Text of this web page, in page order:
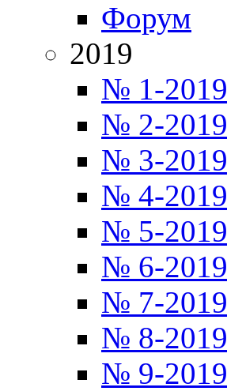
Форум
2019
№ 1-2019
№ 2-2019
№ 3-2019
№ 4-2019
№ 5-2019
№ 6-2019
№ 7-2019
№ 8-2019
№ 9-2019